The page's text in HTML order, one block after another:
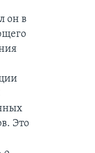
он в
Это